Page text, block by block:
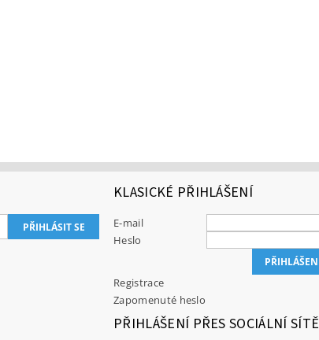
KLASICKÉ PŘIHLÁŠENÍ
E-mail
Heslo
Registrace
Zapomenuté heslo
PŘIHLÁŠENÍ PŘES SOCIÁLNÍ SÍTĚ